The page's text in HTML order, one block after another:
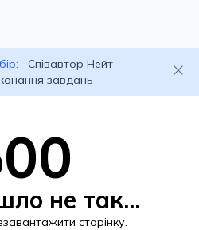
Співавтор Нейт
завдань
не так...
сторінку.